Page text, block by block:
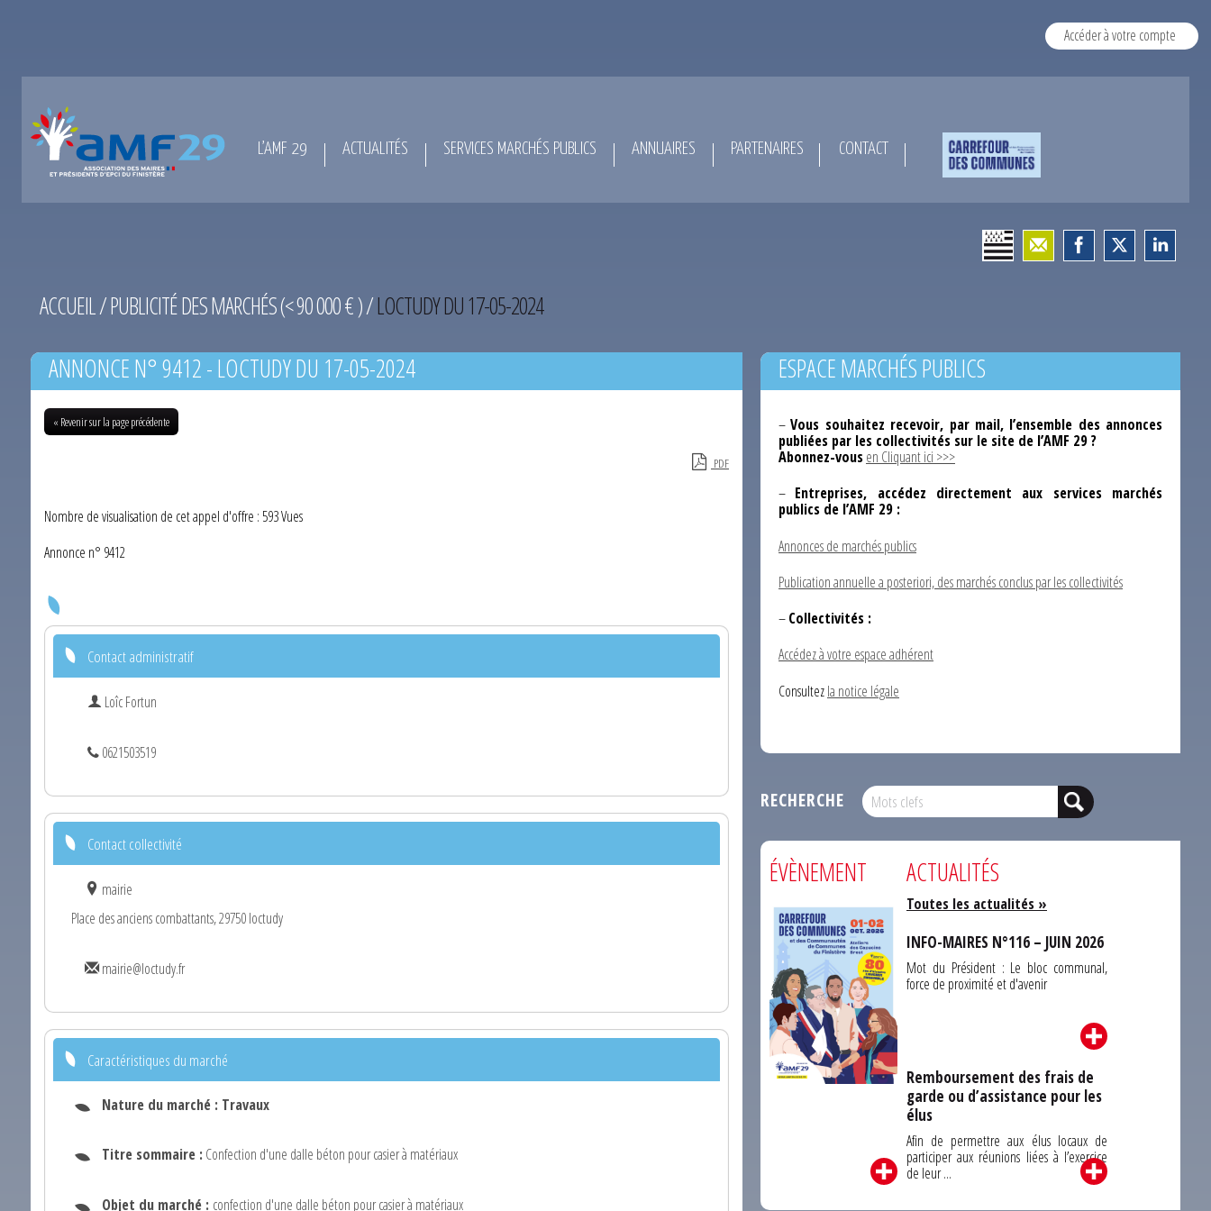
Accéder à votre compte
L’AMF 29 ACTUALITÉS SERVICES MARCHÉS PUBLICS ANNUAIRES PARTENAIRES CONTACT
ACCUEIL/PUBLICITÉ DES MARCHÉS (< 90 000 € )/LOCTUDY DU 17-05-2024
ANNONCE N° 9412 - LOCTUDY DU 17-05-2024
« Revenir sur la page précédente
PDF
Nombre de visualisation de cet appel d'offre : 593 Vues
Annonce n° 9412
Contact administratif
Loîc Fortun
0621503519
Contact collectivité
mairie
Place des anciens combattants, 29750 loctudy
mairie@loctudy.fr
Caractéristiques du marché
Nature du marché : Travaux
Titre sommaire : Confection d'une dalle béton pour casier à matériaux
Objet du marché : confection d'une dalle béton pour casier à matériaux
ESPACE MARCHÉS PUBLICS
–Vous souhaitez recevoir, par mail, l’ensemble des annonces
publiées par les collectivités sur le site de l’AMF 29 ?
Abonnez-vousen Cliquant ici >>>
– Entreprises, accédez directement aux services marchés
publics de l’AMF 29 :
Annonces de marchés publics
Publication annuelle a posteriori, des marchés conclus par les collectivités
–Collectivités :
Accédez à votre espace adhérent
Consultezla notice légale
RECHERCHE
ÉVÈNEMENT ACTUALITÉS
Toutes les actualités »
INFO-MAIRES N°116 – JUIN 2026
Mot du Président : Le bloc communal,
force de proximité et d'avenir
Remboursement des frais de
garde ou d’assistance pour les
élus
Afin de permettre aux élus locaux de
participer aux réunions liées à l’exercice
de leur ...